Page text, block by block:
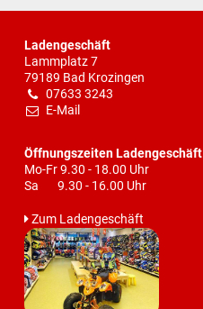
Ladengeschäft
Lammplatz 7
79189 Bad Krozingen
07633 3243
E-Mail
Öffnungszeiten Ladengeschäft
Mo-Fr 9.30 - 18.00 Uhr
Sa 9.30 - 16.00 Uhr
Zum Ladengeschäft